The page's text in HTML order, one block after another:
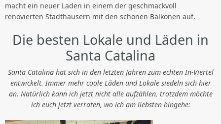
macht ein neuer Laden in einem der geschmackvoll
renovierten Stadthäusern mit den schönen Balkonen auf.
Die besten Lokale und Läden in
Santa Catalina
Santa Catalina hat sich in den letzten Jahren zum echten In-Viertel
entwickelt. Immer mehr coole Läden und Lokale siedeln sich hier
an. Natürlich kann ich jetzt nicht alle aufzählen, trotzdem möchte
ich euch jetzt verraten, wo ich am liebsten hingehe: